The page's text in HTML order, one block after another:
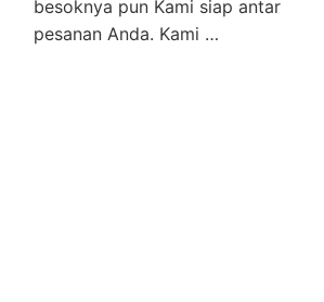
besoknya pun Kami siap antar
pesanan Anda. Kami …